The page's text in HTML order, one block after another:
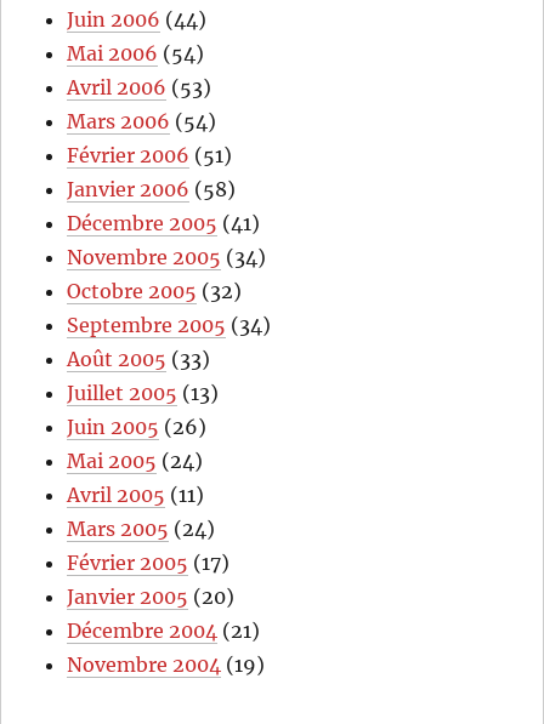
Juin 2006 (44)
Mai 2006 (54)
Avril 2006 (53)
Mars 2006 (54)
Février 2006 (51)
Janvier 2006 (58)
Décembre 2005 (41)
Novembre 2005 (34)
Octobre 2005 (32)
Septembre 2005 (34)
Août 2005 (33)
Juillet 2005 (13)
Juin 2005 (26)
Mai 2005 (24)
Avril 2005 (11)
Mars 2005 (24)
Février 2005 (17)
Janvier 2005 (20)
Décembre 2004 (21)
Novembre 2004 (19)